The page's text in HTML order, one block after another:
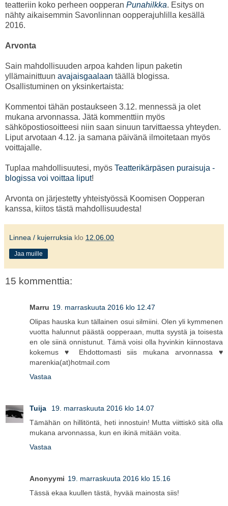
teatteriin koko perheen oopperan Punahilkka. Esitys on
nähty aikaisemmin Savonlinnan oopperajuhlilla kesällä
2016.
Arvonta
Sain mahdollisuuden arpoa kahden lipun paketin
yllämainittuun avajaisgaalaan täällä blogissa.
Osallistuminen on yksinkertaista:
Kommentoi tähän postaukseen 3.12. mennessä ja olet
mukana arvonnassa. Jätä kommenttiin myös
sähköpostiosoitteesi niin saan sinuun tarvittaessa yhteyden.
Liput arvotaan 4.12. ja samana päivänä ilmoitetaan myös
voittajalle.
Tuplaa mahdollisuutesi, myös Teatterikärpäsen puraisuja -
blogissa voi voittaa liput!
Arvonta on järjestetty yhteistyössä Koomisen Oopperan
kanssa, kiitos tästä mahdollisuudesta!
Linnea / kujerruksia klo 12.06.00
Jaa muille
15 kommenttia:
Marru 19. marraskuuta 2016 klo 12.47
Olipas hauska kun tällainen osui silmiini. Olen yli kymmenen
vuotta halunnut päästä oopperaan, mutta syystä ja toisesta
en ole siinä onnistunut. Tämä voisi olla hyvinkin kiinnostava
kokemus ♥ Ehdottomasti siis mukana arvonnassa ♥
marenkia(at)hotmail.com
Vastaa
Tuija
19. marraskuuta 2016 klo 14.07
Tämähän on hillitöntä, heti innostuin! Mutta viittiskö sitä olla
mukana arvonnassa, kun en ikinä mitään voita.
Vastaa
Anonyymi 19. marraskuuta 2016 klo 15.16
Tässä ekaa kuullen tästä, hyvää mainosta siis!